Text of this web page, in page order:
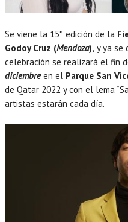
Se viene la 15° edición de la
Godoy Cruz (Mendoza), y ya se
celebración se realizará el fin
diciembreen el Parque San
de Qatar 2022 y con el lema
artistas estarán cada día.